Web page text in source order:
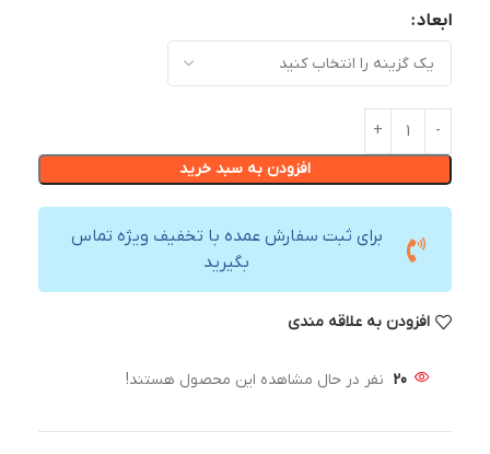
ابعاد
افزودن به سبد خرید
برای ثبت سفارش عمده با تخفیف ویژه تماس
بگیرید
افزودن به علاقه مندی
20 نفر در حال مشاهده این محصول هستند!